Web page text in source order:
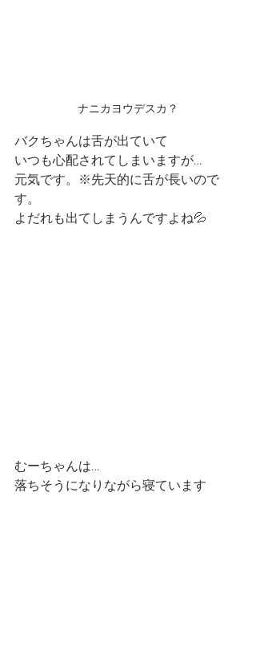
ナニカヨウデスカ？
バクちゃんは舌が出ていて
いつも心配されてしまいますが…
元気です。※先天的に舌が長いので
す。
よだれも出てしまうんですよね💦
むーちゃんは…
落ちそうになりながら寝ています